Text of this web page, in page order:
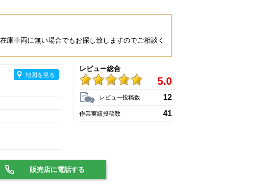
庫車両に無い場合でもお探し致しますのでご相談く
地図を見る
レビュー総合
5.0
レビュー投稿数 12
作業実績投稿数 41
販売店に電話する